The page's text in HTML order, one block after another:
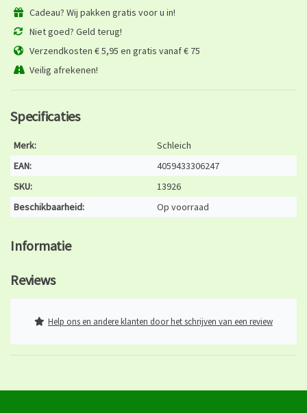
Cadeau? Wij pakken gratis voor u in!
Niet goed? Geld terug!
Verzendkosten € 5,95 en gratis vanaf € 75
Veilig afrekenen!
Specificaties
Merk:
Schleich
EAN:
4059433306247
SKU:
13926
Beschikbaarheid:
Op voorraad
Informatie
Reviews
Help ons en andere klanten door het schrijven van een review